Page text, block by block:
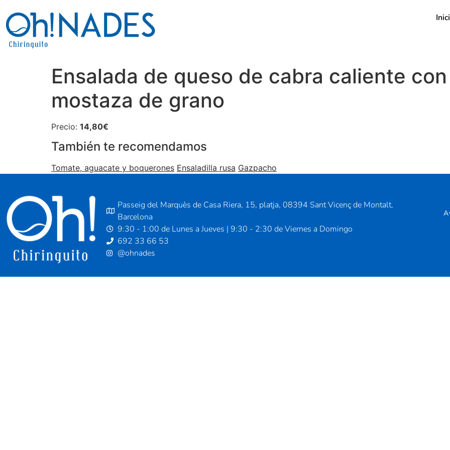
Ensalada de queso de cabra caliente
mostaza de grano
Precio: 14,80€
También te recomendamos
Tomate, aguacate y boquerones Ensaladilla rusa Gazpacho
Passeig del Marquès de Casa Riera, 15, platja, 08394 Sant Vicenç de Montalt,
Barcelona
9:30 - 1:00 de Lunes a Jueves | 9:30 - 2:30 de Viernes a Domingo
692 33 66 53
@ohnades